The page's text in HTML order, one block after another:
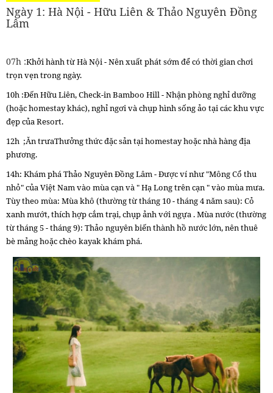
Ngày 1: Hà Nội - Hữu Liên & Thảo Nguyên Đồng
Lâm
07h :Khởi hành từ Hà Nội - Nên xuất phát sớm để có thời gian chơi
trọn vẹn trong ngày.
10h :Đến Hữu Liên, Check-in Bamboo Hill - Nhận phòng nghỉ dưỡng
(hoặc homestay khác), nghỉ ngơi và chụp hình sống ảo tại các khu vực
đẹp của Resort.
12h ;Ăn trưaThưởng thức đặc sản tại homestay hoặc nhà hàng địa
phương.
14h: Khám phá Thảo Nguyên Đồng Lâm - Được ví như "Mông Cổ thu
nhỏ" của Việt Nam vào mùa cạn và " Hạ Long trên cạn " vào mùa mưa.
Tùy theo mùa: Mùa khô (thường từ tháng 10 - tháng 4 năm sau): Cỏ
xanh mướt, thích hợp cắm trại, chụp ảnh với ngựa . Mùa nước (thường
từ tháng 5 - tháng 9): Thảo nguyên biến thành hồ nước lớn, nên thuê
bè mảng hoặc chèo kayak khám phá.